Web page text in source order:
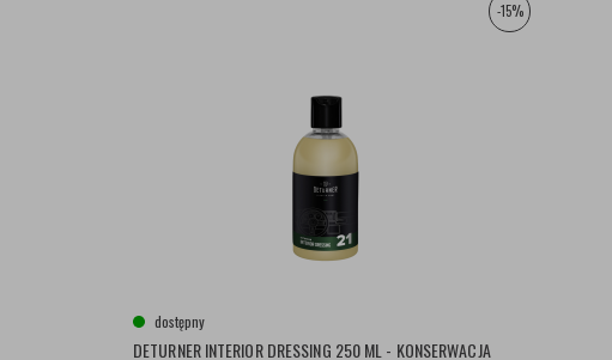
-15%
dostępny
DETURNER INTERIOR DRESSING 250 ML - KONSERWACJA